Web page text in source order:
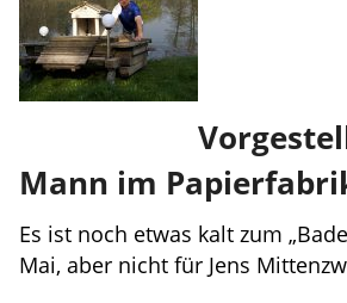
Mann im
Es ist noch etwas kalt zum
Mai, aber nicht für Jens